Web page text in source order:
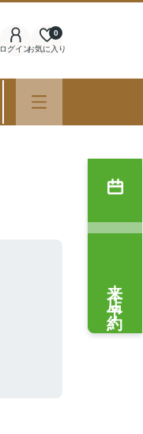
ログインお気に入り
0
来店予約